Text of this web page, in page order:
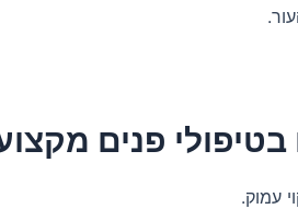
פנים
עמוק.